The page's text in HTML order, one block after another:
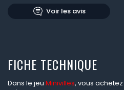
Voir les avis
FICHE TECHNIQUE
Dans le jeu Minivilles, vous